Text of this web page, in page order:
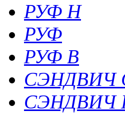
РУФ Н
РУФ
РУФ В
СЭНДВИЧ
СЭНДВИЧ